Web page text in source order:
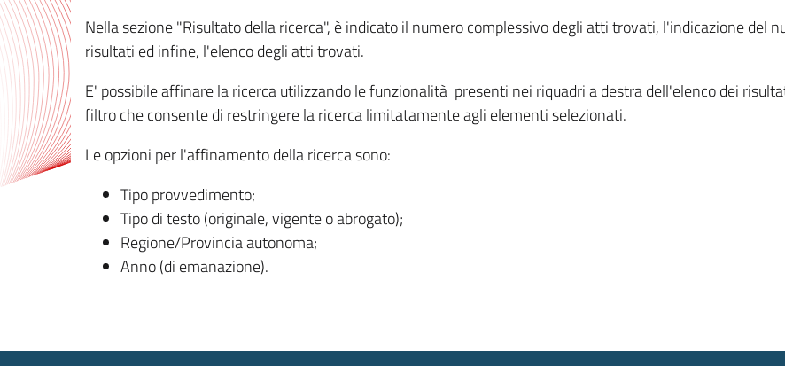
Nella sezione "Risultato della ricerca", è indicato il numero complessivo degli atti trovati, l'indicazione del
risultati ed infine, l'elenco degli atti trovati.
E' possibile affinare la ricerca utilizzando le funzionalità presenti nei riquadri a destra dell'elenco dei
filtro che consente di restringere la ricerca limitatamente agli elementi selezionati.
Le opzioni per l'affinamento della ricerca sono:
Tipo provvedimento;
Tipo di testo (originale, vigente o abrogato);
Regione/Provincia autonoma;
Anno (di emanazione).